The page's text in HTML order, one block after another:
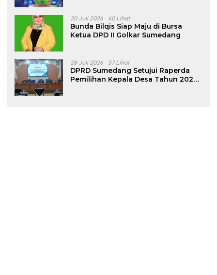
20 Juli 2026 60 Lihat
Bunda Bilqis Siap Maju di Bursa
Ketua DPD II Golkar Sumedang
28 Juli 2026 57 Lihat
DPRD Sumedang Setujui Raperda
Pemilihan Kepala Desa Tahun 2026